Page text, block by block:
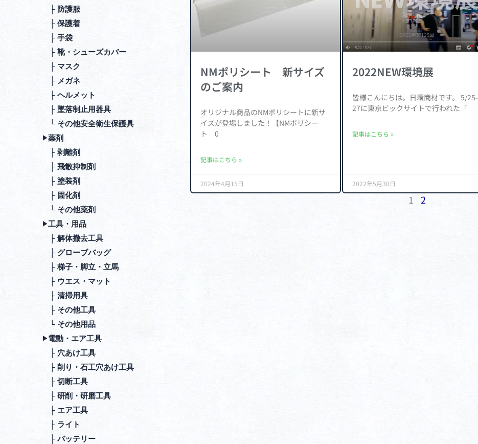
├ 防護服
├ 保護着
├ ⼿袋
├ 靴・シューズカバー
├ マスク
├ メガネ
├ ヘルメット
├ 墜落制⽌⽤器具
└ その他安全衛⽣保護具
▶︎薬剤
├ 剥離剤
├ ⾶散抑制剤
├ 塗装剤
├ 固化剤
└ その他薬剤
▶︎⼯具・⽤品
├ 解体撤去⼯具
├ グローブバッグ
├ 梯⼦・脚⽴・⽴⾺
├ ウエス・マット
├ 清掃⽤具
├ その他⼯具
└ その他⽤品
▶︎電動・エア⼯具
├ ⽳あけ⼯具
├ 削り・⽯⼯⽳あけ⼯具
├ 切断⼯具
├ 研削・研磨⼯具
├ エア⼯具
├ ライト
├ バッテリー
NMポリシート 新サイズ
のご案内
オリジナル商品のNMポリシートに新サ
イズが登場しました！【NMポリシー
ト 0
記事はこちら »
2024年4月15日
2022NEW環境展
皆様こんにちは。日環商材です。 5/25-
27に東京ビックサイトで行われた「
記事はこちら »
2022年5月30日
1 2